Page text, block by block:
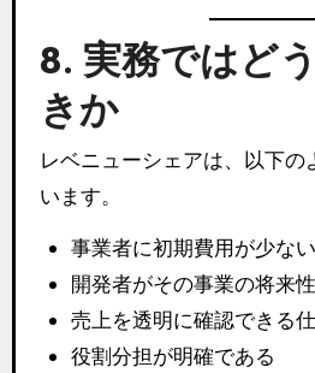
8. 実務ではど
きか
レベニューシェアは、以下の
います。
事業者に初期費用が少ない
開発者がその事業の将来
売上を透明に確認できる
役割分担が明確である